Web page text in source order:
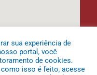
sua experiência de
portal, você
de cookies.
isso é feito, acesse